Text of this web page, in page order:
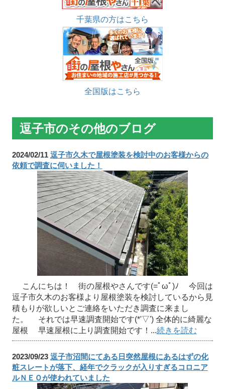
千葉県の方はこちら
全国版はこちら
逗子市のその他のブログ
2024/02/11 逗子市久木で屋根塗装を検討中のお客様からの
依頼で調査に伺いました！
こんにちは！ 街の屋根やさんです(=ﾟωﾟ)ﾉ 今回は
逗子市久木のお客様より屋根塗装を検討しているから見
積もりが欲しいとご連絡をいただき調査に来まし
た。 それでは早速調査開始です(*'▽') 全体的に綺麗な
屋根 早速屋根に上り調査開始です！...続きを読む
2023/09/23 逗子市沼間にてある日突然屋根にあるはずの化
粧スレートが落下、経年でクラックが入りすぎるコロニア
ルＮＥＯが使われていました